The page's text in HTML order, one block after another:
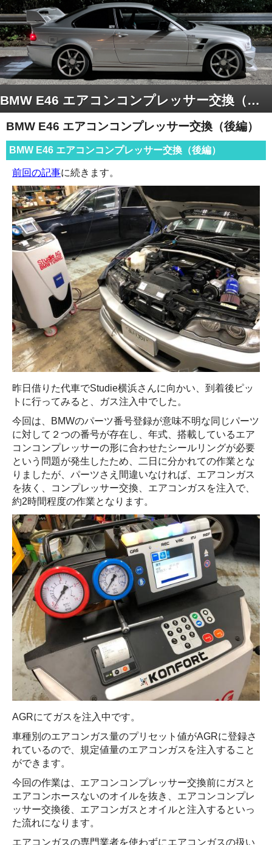
BMW E46 エアコンコンプレッサー交換（後編）
BMW E46 エアコンコンプレッサー交換（後編）
BMW E46 エアコンコンプレッサー交換（後編）
前回の記事に続きます。
昨日借りた代車でStudie横浜さんに向かい、到着後ピッ
トに行ってみると、ガス注入中でした。
今回は、BMWのパーツ番号登録が意味不明な同じパーツ
に対して２つの番号が存在し、年式、搭載しているエア
コンコンプレッサーの形に合わせたシールリングが必要
という問題が発生したため、二日に分かれての作業とな
りましたが、パーツさえ間違いなければ、エアコンガス
を抜く、コンプレッサー交換、エアコンガスを注入で、
約2時間程度の作業となります。
AGRにてガスを注入中です。
車種別のエアコンガス量のプリセット値がAGRに登録さ
れているので、規定値量のエアコンガスを注入すること
ができます。
今回の作業は、エアコンコンプレッサー交換前にガスと
エアコンホースないのオイルを抜き、エアコンコンプレ
ッサー交換後、エアコンガスとオイルと注入するといっ
た流れになります。
エアコンガスの専門業者を使わずにエアコンガスの扱い